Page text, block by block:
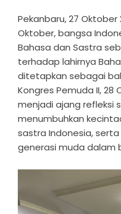
Pekanbaru, 27
Oktober, bangsa
Bahasa dan Sastra
terhadap lahirnya
ditetapkan sebagai
Kongres Pemuda II, 28
menjadi ajang refleksi
menumbuhkan
sastra Indonesia,
generasi muda dalam